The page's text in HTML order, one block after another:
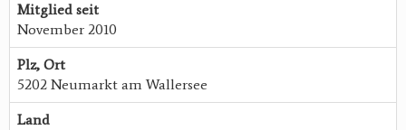
Mitglied seit
November 2010
Plz, Ort
5202 Neumarkt am Wallersee
Land